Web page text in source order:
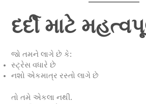
દર્દી માટે
જો તમને લાગે છે કે:
સ્ટ્રેસ વધારે છે
નશો એકમાત્ર રસ્તો લાગે છે
તો તમે એકલા નથી.